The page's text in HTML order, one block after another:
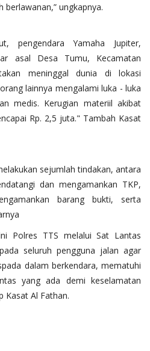
ungkapnya.
pengendara Yamaha Jupiter,
asal Desa Tumu, Kecamatan
meninggal dunia di lokasi
lainnya mengalami luka - luka
medis. Kerugian materiil akibat
Rp. 2,5 juta." Tambah Kasat
sejumlah tindakan, antara
dan mengamankan TKP,
barang bukti, serta
Polres TTS melalui Sat Lantas
seluruh pengguna jalan agar
dalam berkendara, mematuhi
yang ada demi keselamatan
Kasat Al Fathan.